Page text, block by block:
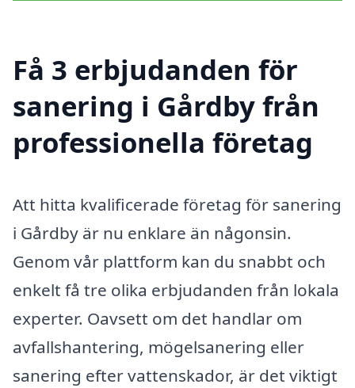
Få 3 erbjudanden för
sanering i Gårdby från
professionella företag
Att hitta kvalificerade företag för sanering
i Gårdby är nu enklare än någonsin.
Genom vår plattform kan du snabbt och
enkelt få tre olika erbjudanden från lokala
experter. Oavsett om det handlar om
avfallshantering, mögelsanering eller
sanering efter vattenskador, är det viktigt